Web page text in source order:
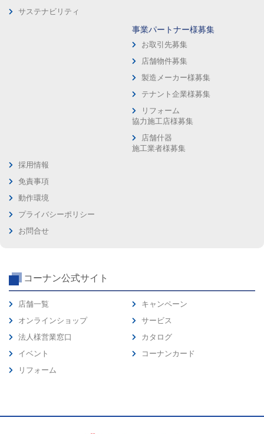
サステナビリティ
事業パートナー様募集
お取引先募集
店舗物件募集
製造メーカー様募集
テナント企業様募集
リフォーム
協力施工店様募集
店舗什器
施工業者様募集
採用情報
免責事項
動作環境
プライバシーポリシー
お問合せ
コーナン公式サイト
店舗一覧
オンラインショップ
法人様営業窓口
イベント
リフォーム
キャンペーン
サービス
カタログ
コーナンカード